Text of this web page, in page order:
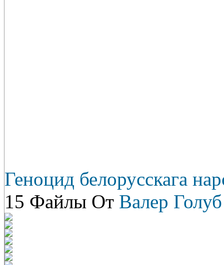
Геноцид белорусскага
15 Файлы От Валер Голуб